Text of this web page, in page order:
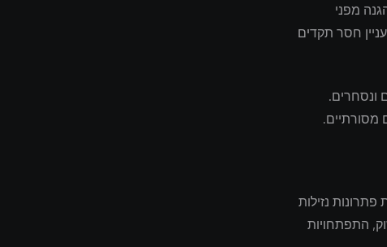
מפני
חסר תקדים
ונסחרים.
מסורתיים.
נזילות
התפתחויות